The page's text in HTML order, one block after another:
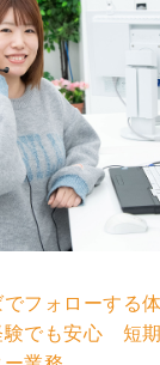
フォローする
験でも安心 短